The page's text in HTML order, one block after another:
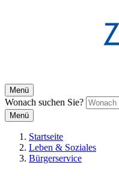
Menü
Wonach suchen Sie?
Menü
Startseite
Leben & Soziales
Bürgerservice